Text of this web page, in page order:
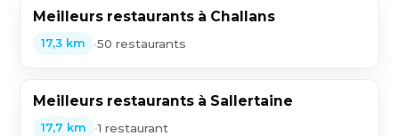
Meilleurs restaurants à Challans
17,3 km •50 restaurants
Meilleurs restaurants à Sallertaine
17,7 km •1 restaurant